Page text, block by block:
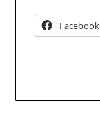
Facebook